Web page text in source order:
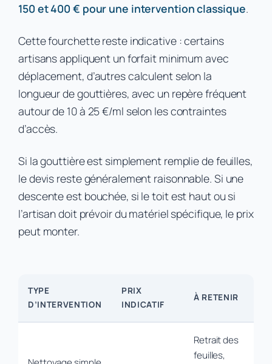
150 et 400 € pour une intervention classique.
Cette fourchette reste indicative : certains
artisans appliquent un forfait minimum avec
déplacement, d’autres calculent selon la
longueur de gouttières, avec un repère fréquent
autour de 10 à 25 €/ml selon les contraintes
d’accès.
Si la gouttière est simplement remplie de feuilles,
le devis reste généralement raisonnable. Si une
descente est bouchée, si le toit est haut ou si
l’artisan doit prévoir du matériel spécifique, le prix
peut monter.
TYPE
D’INTERVENTION
PRIX
INDICATIF
À RETENIR
Retrait des
feuilles,